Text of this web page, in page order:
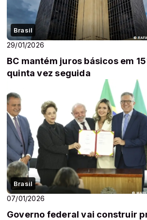
Brasil
29/01/2026
BC mantém juros básicos em
quinta vez seguida
Brasil
07/01/2026
Governo federal vai construir